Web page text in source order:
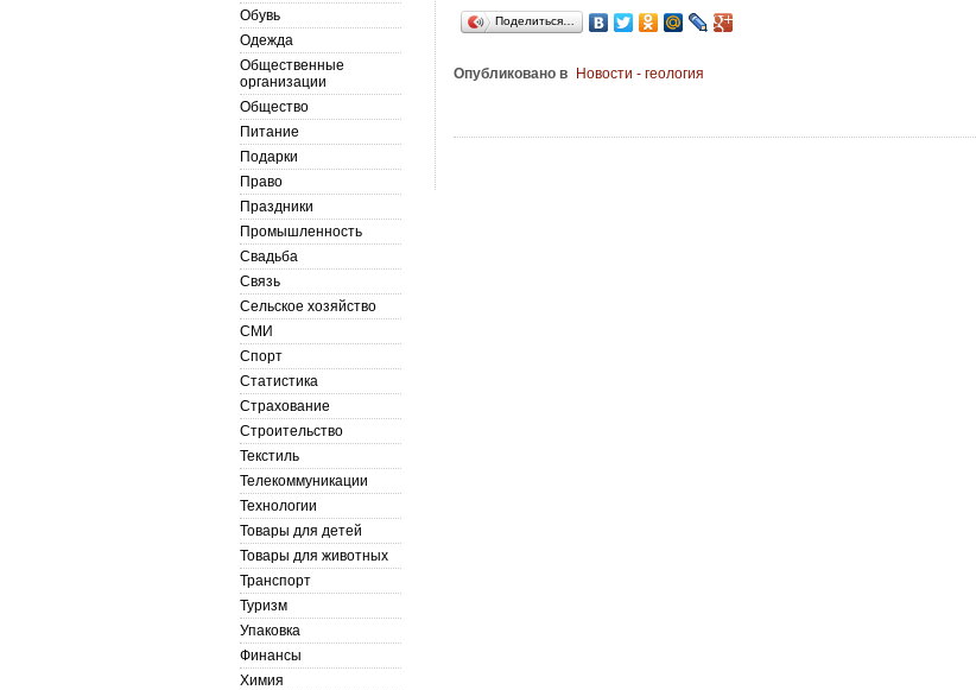
Поделиться…
Опубликовано в
Новости - геология
Обувь
Одежда
Общественные
организации
Общество
Питание
Подарки
Право
Праздники
Промышленность
Свадьба
Связь
Сельское хозяйство
СМИ
Спорт
Статистика
Страхование
Строительство
Текстиль
Телекоммуникации
Технологии
Товары для детей
Товары для животных
Транспорт
Туризм
Упаковка
Финансы
Химия